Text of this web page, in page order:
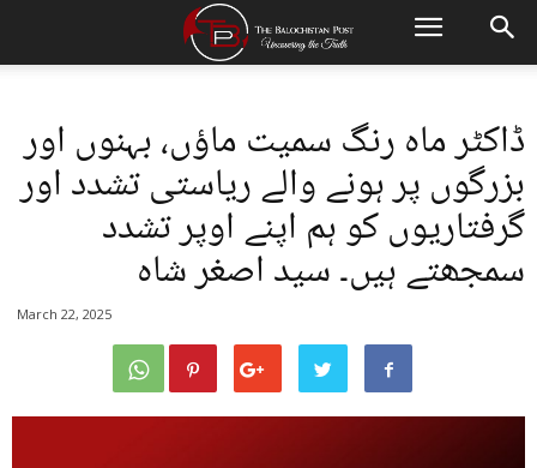
ڈاکٹر ماہ رنگ سمیت ماؤں، بہنوں اور
بزرگوں پر ہونے والے ریاستی تشدد اور
گرفتاریوں کو ہم اپنے اوپر تشدد
سمجھتے ہیں۔ سید اصغر شاہ
March 22, 2025